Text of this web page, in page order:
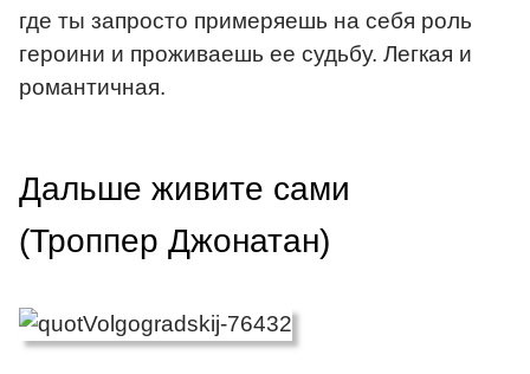
где ты запросто примеряешь на себя роль
героини и проживаешь ее судьбу. Легкая и
романтичная.
Дальше живите сами
(Троппер Джонатан)